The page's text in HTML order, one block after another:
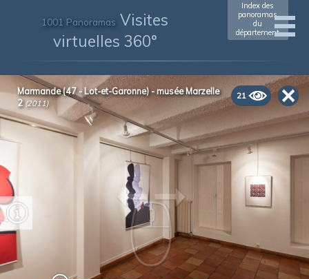
1001 Panoramas Visites
virtuelles 360°
Index des
panoramas
du
département
xxxxxxxxxxxx
21
Marmande (47 - Lot-et-Garonne) - musée Marzelle
2(2011)